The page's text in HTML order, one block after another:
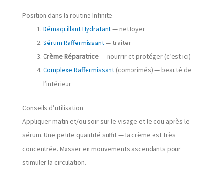
Position dans la routine Infinite
Démaquillant Hydratant— nettoyer
Sérum Raffermissant— traiter
Crème Réparatrice— nourrir et protéger (c’est ici)
Complexe Raffermissant (comprimés) — beauté de
l’intérieur
Conseils d’utilisation
Appliquer matin et/ou soir sur le visage et le cou après le
sérum. Une petite quantité suffit — la crème est très
concentrée. Masser en mouvements ascendants pour
stimuler la circulation.